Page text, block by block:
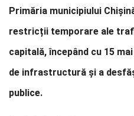
Primăria municipiului
restricții temporare ale
capitală, începând cu 15
de infrastructură și a
publice.